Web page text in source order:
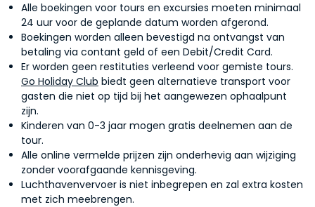
Alle boekingen voor tours en excursies moeten minimaal
24 uur voor de geplande datum worden afgerond.
Boekingen worden alleen bevestigd na ontvangst van
betaling via contant geld of een Debit/Credit Card.
Er worden geen restituties verleend voor gemiste tours.
Go Holiday Club biedt geen alternatieve transport voor
gasten die niet op tijd bij het aangewezen ophaalpunt
zijn.
Kinderen van 0-3 jaar mogen gratis deelnemen aan de
tour.
Alle online vermelde prijzen zijn onderhevig aan wijziging
zonder voorafgaande kennisgeving.
Luchthavenvervoer is niet inbegrepen en zal extra kosten
met zich meebrengen.